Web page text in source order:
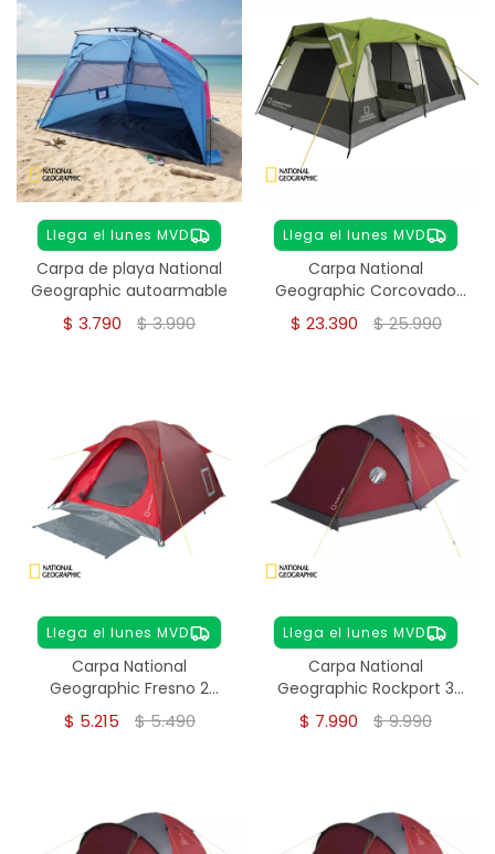
Llega el lunes MVD
Carpa de playa National
Geographic autoarmable
$ 3.790 $3.990
Llega el lunes MVD
Carpa National
Geographic Corcovado
8-10 personas
$ 23.390 $25.990
Llega el lunes MVD
Carpa National
Geographic Fresno 2
personas
$ 5.215 $5.490
Llega el lunes MVD
Carpa National
Geographic Rockport 3
personas
$ 7.990 $9.990